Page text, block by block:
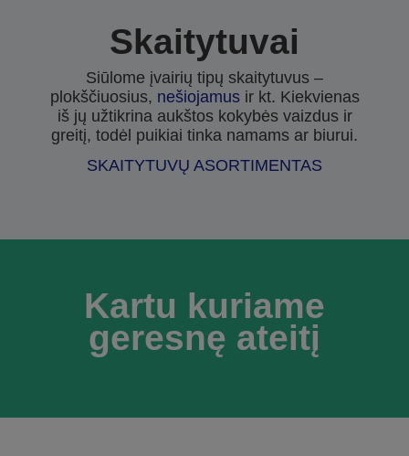
Skaitytuvai
Siūlome įvairių tipų skaitytuvus –
plokščiuosius, nešiojamusir kt. Kiekvienas
iš jų užtikrina aukštos kokybės vaizdus ir
greitį, todėl puikiai tinka namams ar biurui.
SKAITYTUVŲ ASORTIMENTAS
Kartu kuriame
geresnę ateitį